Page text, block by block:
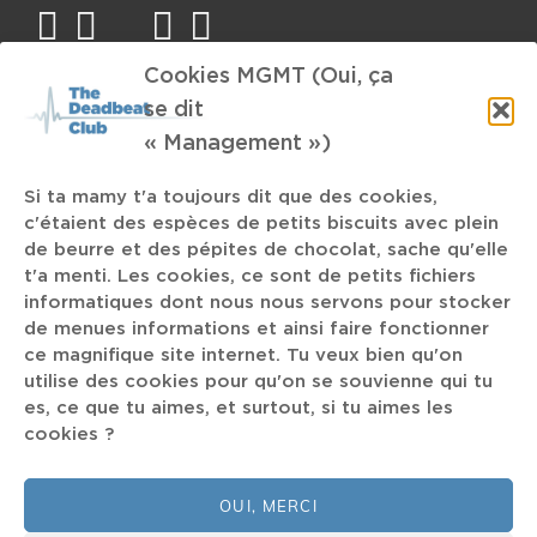
Cookies MGMT (Oui, ça
se dit
« Management »)
Si ta mamy t'a toujours dit que des cookies,
c'étaient des espèces de petits biscuits avec plein
de beurre et des pépites de chocolat, sache qu'elle
t'a menti. Les cookies, ce sont de petits fichiers
informatiques dont nous nous servons pour stocker
de menues informations et ainsi faire fonctionner
ce magnifique site internet. Tu veux bien qu'on
utilise des cookies pour qu'on se souvienne qui tu
es, ce que tu aimes, et surtout, si tu aimes les
cookies ?
OUI, MERCI
facebook
twitter
mail instagram
TAGS
netflix M-idzomer Festival
Flèche Love Vulves Assassines 30CC Leuven Lysistrata
ACU.NL Album de George whosampled Alice Cooper
MMUURR Electronic Dance Music Castration Anxiety
Der Weg Einer Freiheit
Monolithe Noir
French Pop Surrender